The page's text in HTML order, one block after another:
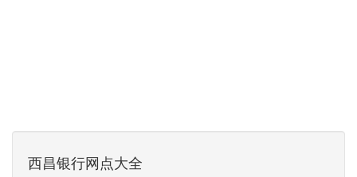
西昌银行网点大全